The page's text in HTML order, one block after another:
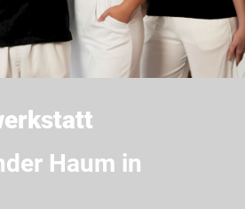
Haum in